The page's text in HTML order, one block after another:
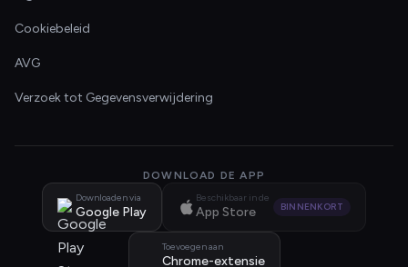
Cookiebeleid
AVG
Verzoek tot Gegevensverwijdering
DOWNLOAD DE APP
Downloaden via
Google Play
Beschikbaar in de
App Store BINNENKORT
Toevoegen aan
Chrome-extensie